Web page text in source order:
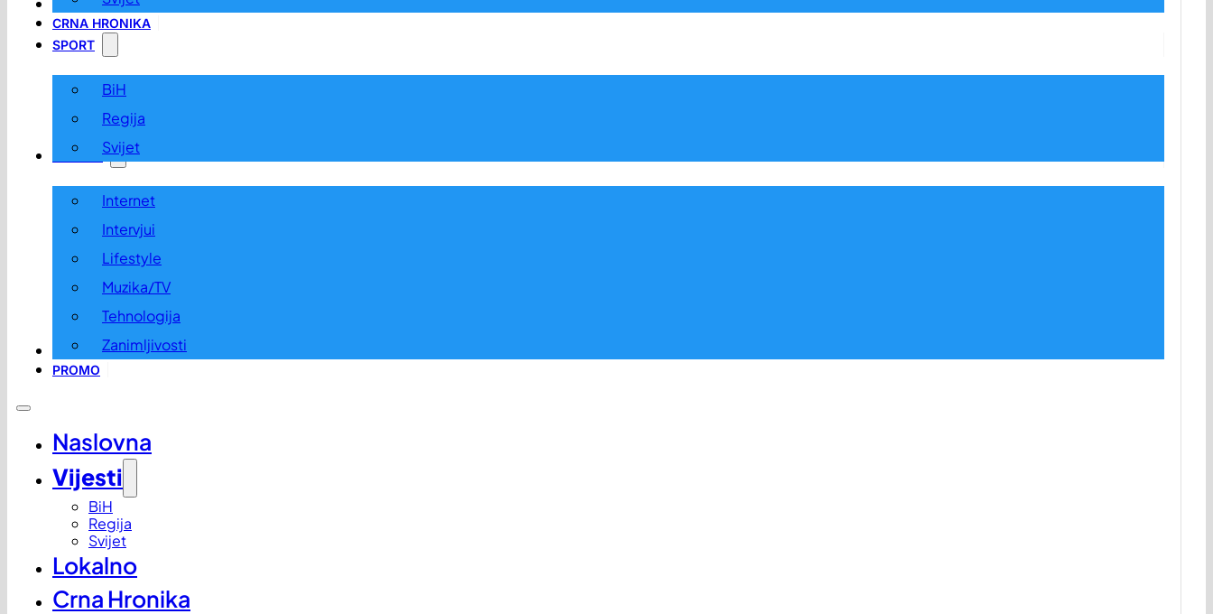
LOKALNO
CRNA HRONIKA
SPORT
BiH
Regija
Svijet
ZABAVA
Internet
Intervjui
Lifestyle
Muzika/TV
Tehnologija
Zanimljivosti
OGLASI I KONKURSI
PROMO
Naslovna
Vijesti
BiH
Regija
Svijet
Lokalno
Crna Hronika